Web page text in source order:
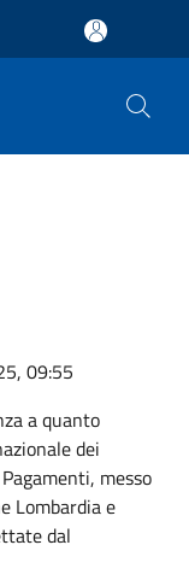
09:55
a quanto
dei
messo
Lombardia e
dal